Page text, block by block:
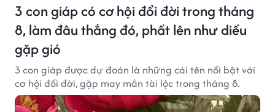
3 con giáp có cơ hội đổi đời trong tháng
8, làm đâu thắng đó, phất lên như diều
gặp gió
3 con giáp được dự đoán là những cái tên nổi bật với
cơ hội đổi đời, gặp may mắn tài lộc trong tháng 8.